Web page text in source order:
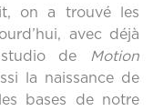
on a trouvé les
avec déjà
de
Motion
la naissance de
bases de notre